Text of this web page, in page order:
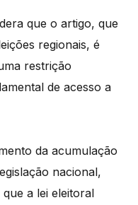
que o artigo, que
regionais, é
restrição
de acesso a
da acumulação
nacional,
a lei eleitoral